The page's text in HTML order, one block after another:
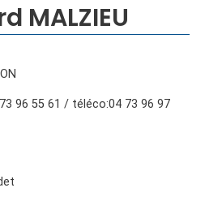
MALZIEU
96 55 61 / téléco:04 73 96 97